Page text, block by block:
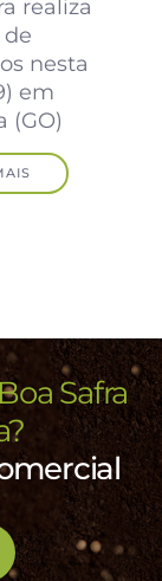
realiza
nesta
em
(GO)
Safra